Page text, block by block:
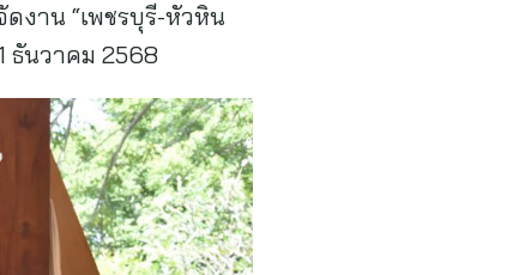
งาน “เพชรบุรี-หัวหิน
ธันวาคม 2568